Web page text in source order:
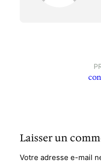
Laisser un
Votre adresse e-mail